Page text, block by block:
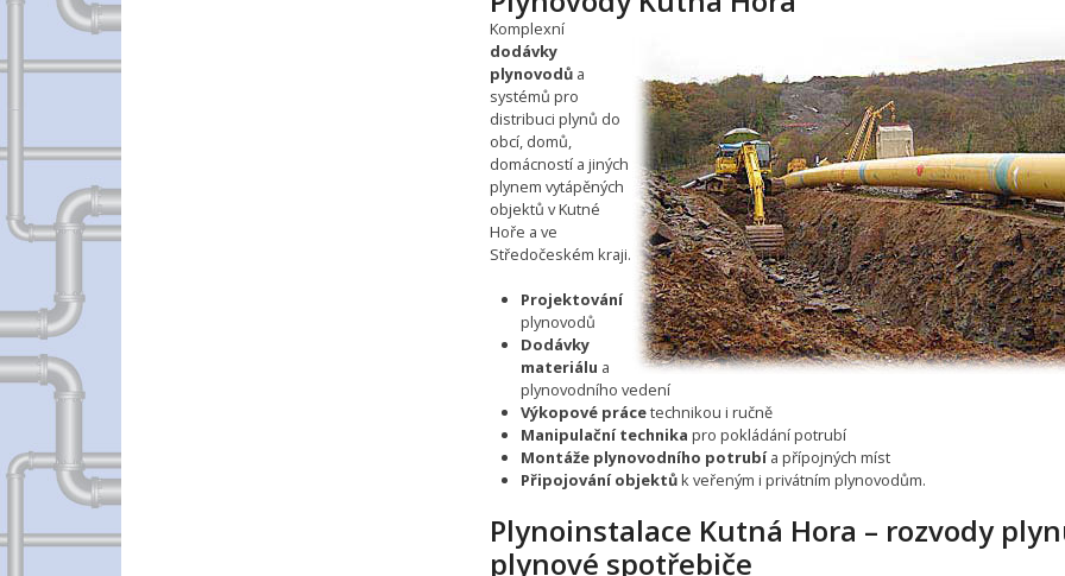
Komplexní
dodávky
plynovodů a
systémů pro
distribuci plynů do
obcí, domů,
domácností a jiných
plynem vytápěných
objektů v Kutné
Hoře a ve
Středočeském kraji.
Projektování
plynovodů
Dodávky
materiálu a
plynovodního vedení
Výkopové prácetechnikou i ručně
Manipulační technika pro pokládání potrubí
Montáže plynovodního potrubía přípojných míst
Připojování objektůk veřeným i privátním plynovodům.
Plynoinstalace Kutná Hora – rozvody
plynové spotřebiče